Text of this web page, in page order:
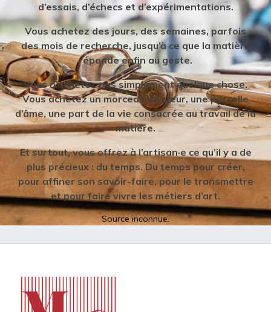
d’essais, d’échecs et d’expérimentations.
Vous achetez des jours, des semaines, parfois
des mois de recherche, jusqu’à ce que la matière
réponde enfin au geste.
Vous n’achetez pas simplement quelque chose.
Vous achetez un morceau de cœur, une parcelle
d’âme, une part de la vie consacrée au travail de la
matière.
Et surtout, vous offrez à l’artisan·e ce qu’il y a de
plus précieux : du temps. Du temps pour créer,
pour affiner son savoir-faire, pour le transmettre
et pour faire vivre les métiers d’art.
Source inconnue.